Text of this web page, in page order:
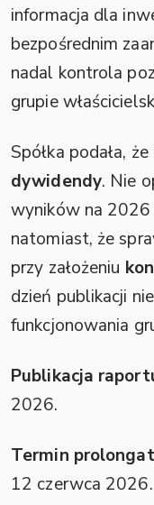
informacja dla
bezpośrednim
nadal kontrola
grupie
Spółka podała, że
dywidendy. Nie
wyników na 2026
natomiast, że
przy założeniu
dzień publikacji
funkcjonowania
Publikacja
2026.
Termin
12 czerwca 2026.